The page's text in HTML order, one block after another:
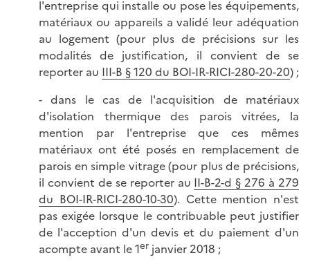
l'entreprise qui installe ou pose les équipements,
matériaux ou appareils a validé leur adéquation
au logement (pour plus de précisions sur les
modalités de justification, il convient de se
reporter au III-B § 120 du BOI-IR-RICI-280-20-20) ;
- dans le cas de l'acquisition de matériaux
d'isolation thermique des parois vitrées, la
mention par l'entreprise que ces mêmes
matériaux ont été posés en remplacement de
parois en simple vitrage (pour plus de précisions,
il convient de se reporter au II-B-2-d § 276 à 279
du BOI-IR-RICI-280-10-30). Cette mention n'est
pas exigée lorsque le contribuable peut justifier
de l'acception d'un devis et du paiement d'un
acompte avant le 1er janvier 2018 ;